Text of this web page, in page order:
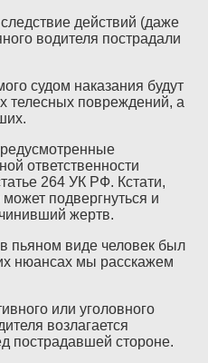
действий (даже
водителя пострадали
судом наказания будут
телесных повреждений, а
ответственности
264 УК РФ. Кстати,
подвергнуться и
жертв.
пьяном виде человек был
нюансах мы расскажем
или уголовного
возлагается
пострадавшей стороне.